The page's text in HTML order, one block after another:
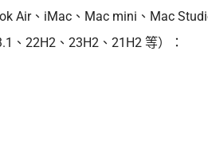
Air、iMac、Mac mini、Mac
、22H2、23H2、21H2 等）：